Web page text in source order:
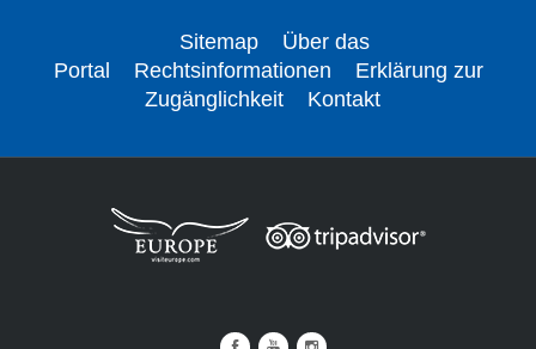
Sitemap
Über das
Portal
Rechtsinformationen
Erklärung zur
Zugänglichkeit
Kontakt